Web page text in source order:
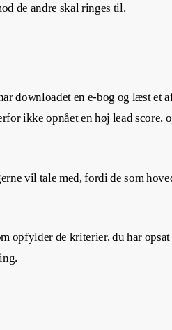
de andre skal ringes til.
downloadet en e-bog og læst et
ikke opnået en høj lead score,
vil tale med, fordi de som
opfylder de kriterier, du har